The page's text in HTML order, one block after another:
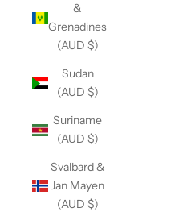
&
Grenadines
(AUD $)
Sudan
(AUD $)
Suriname
(AUD $)
Svalbard &
Jan Mayen
(AUD $)